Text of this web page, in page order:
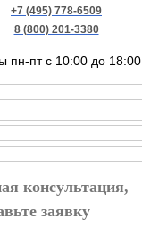
+7 (495) 778-6509
8 (800) 201-3380
пн-пт с 10:00 до 18:00
консультация,
заявку